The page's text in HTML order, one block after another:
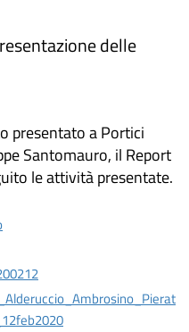
delle
presentato a Portici
Santomauro, il Report
le attività presentate.